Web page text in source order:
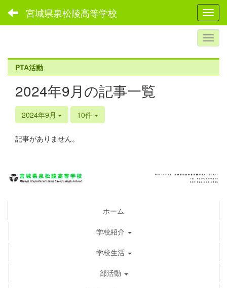
宮城県泉松陵高等学校
PTA活動
2024年9月の記事一覧
2024年9月 10件
記事がありません。
ホーム
学校紹介
学校生活
部活動